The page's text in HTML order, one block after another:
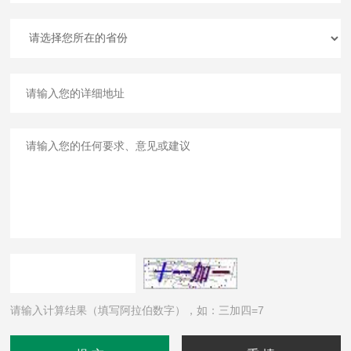
请输入计算结果（填写阿拉伯数字），如：三加四=7